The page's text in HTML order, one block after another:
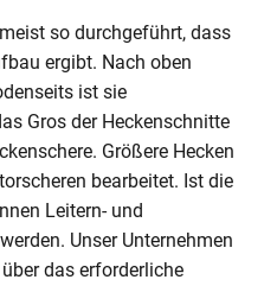
so durchgeführt, dass
ergibt. Nach oben
ist sie
Gros der Heckenschnitte
Größere Hecken
bearbeitet. Ist die
Leitern- und
Unser Unternehmen
das erforderliche